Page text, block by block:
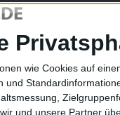
wie Cookies auf
und unsere Partner
dem letzten